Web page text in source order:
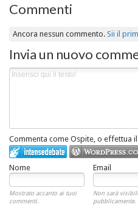
Commenti
Ancora nessun commento.Sii il
Invia un nuovo
Commenta come Ospite, o effettua
Nome Email
Mostrato accanto ai tuoi
commenti.
Non sarà
pubblicamente.